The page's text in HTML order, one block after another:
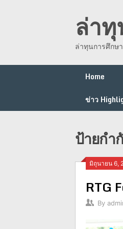
ล่า
ล่าทุนการศึกษ
Home
ข่าว
ป้ายกำ
มิถุนายน 6,
RTG
By